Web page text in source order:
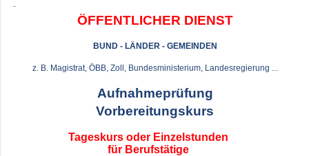
-
ÖFFENTLICHER DIENST
BUND - LÄNDER - GEMEINDEN
z. B. Magistrat, ÖBB, Zoll, Bundesministerium, Landesregierung ...
Aufnahmeprüfung
Vorbereitungskurs
Tageskurs oder Einzelstunden
für Berufstätige